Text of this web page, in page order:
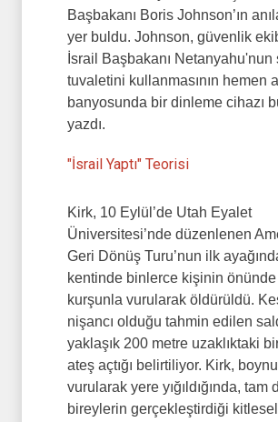
Başbakanı Boris Johnson’ın
yer buldu. Johnson, güvenlik
İsrail Başbakanı Netanyahu'nun
tuvaletini kullanmasının hemen
banyosunda bir dinleme cihazı
yazdı.
"İsrail Yaptı" Teorisi
Kirk, 10 Eylül’de Utah Eyalet
Üniversitesi’nde düzenlenen
Geri Dönüş Turu’nun ilk
kentinde binlerce kişinin
kurşunla vurularak öldürüldü.
nişancı olduğu tahmin edilen
yaklaşık 200 metre uzaklıktaki
ateş açtığı belirtiliyor. Kirk,
vurularak yere yığıldığında, tam
bireylerin gerçekleştirdiği kitlesel